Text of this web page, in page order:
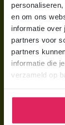
en om ons
informatie over
partners voor
partners
informatie die
verzameld op
Voor ouders
Wat is
Wat kost een
Hoe vind ik een
Gastouder